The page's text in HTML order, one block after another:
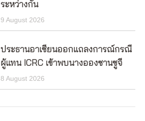
ระหว่างกัน
9 August 2026
ประธานอาเซียนออกแถลงการณ์กรณี
ผู้แทน ICRC เข้าพบนางอองซานซูจี
8 August 2026